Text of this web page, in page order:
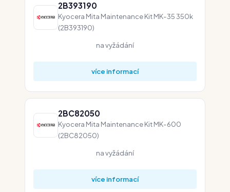
2B393190
Kyocera Mita Maintenance Kit MK-35 350k
(2B393190)
na vyžádání
více informací
2BC82050
Kyocera Mita Maintenance Kit MK-600
(2BC82050)
na vyžádání
více informací